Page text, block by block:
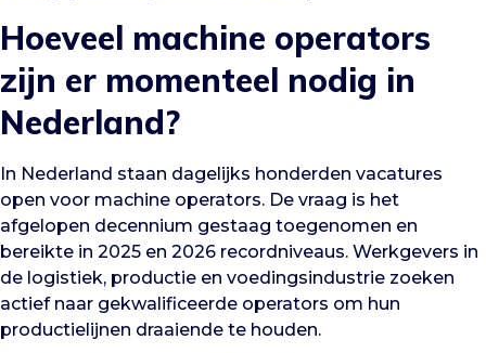
Hoeveel machine operators
zijn er momenteel nodig in
Nederland?
In Nederland staan dagelijks honderden vacatures
open voor machine operators. De vraag is het
afgelopen decennium gestaag toegenomen en
bereikte in 2025 en 2026 recordniveaus. Werkgevers in
de logistiek, productie en voedingsindustrie zoeken
actief naar gekwalificeerde operators om hun
productielijnen draaiende te houden.